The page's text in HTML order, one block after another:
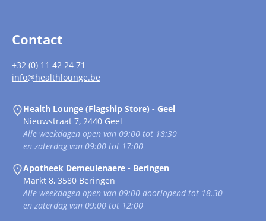
Contact
+32 (0) 11 42 24 71
info@healthlounge.be
Health Lounge (Flagship Store) - Geel
Nieuwstraat 7, 2440 Geel
Alle weekdagen open van 09:00 tot 18:30
en zaterdag van 09:00 tot 17:00
Apotheek Demeulenaere - Beringen
Markt 8, 3580 Beringen
Alle weekdagen open van 09:00 doorlopend tot 18.30
en zaterdag van 09:00 tot 12:00